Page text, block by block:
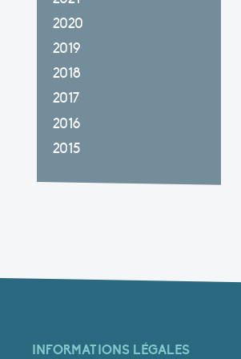
2020
2019
2018
2017
2016
2015
INFORMATIONS LÉGALES